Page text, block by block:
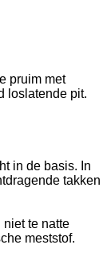
pruim met
loslatende pit.
in de basis. In
takken
te natte
meststof.